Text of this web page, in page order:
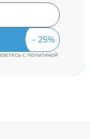
cполитикой